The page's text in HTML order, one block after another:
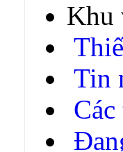
Khu
Tin